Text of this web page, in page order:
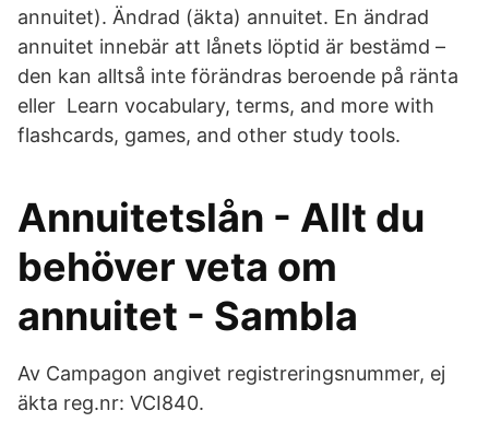
annuitet). Ändrad (äkta) annuitet. En ändrad
annuitet innebär att lånets löptid är bestämd –
den kan alltså inte förändras beroende på ränta
eller Learn vocabulary, terms, and more with
flashcards, games, and other study tools.
Annuitetslån - Allt du
behöver veta om
annuitet - Sambla
Av Campagon angivet registreringsnummer, ej
äkta reg.nr: VCI840.